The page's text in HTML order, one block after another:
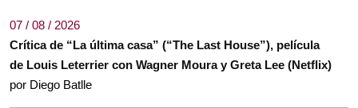
07 / 08 / 2026
Crítica de “La última casa” (“The Last House”), película
de Louis Leterrier con Wagner Moura y Greta Lee (Netflix)
por Diego Batlle